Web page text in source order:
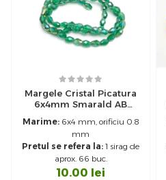
Margele Cristal Picatura
6x4mm Smarald AB
Marime:6x4 mm, orificiu 0.8
mm
Pretul se refera la: 1 sirag de
aprox. 66 buc.
10.00 lei